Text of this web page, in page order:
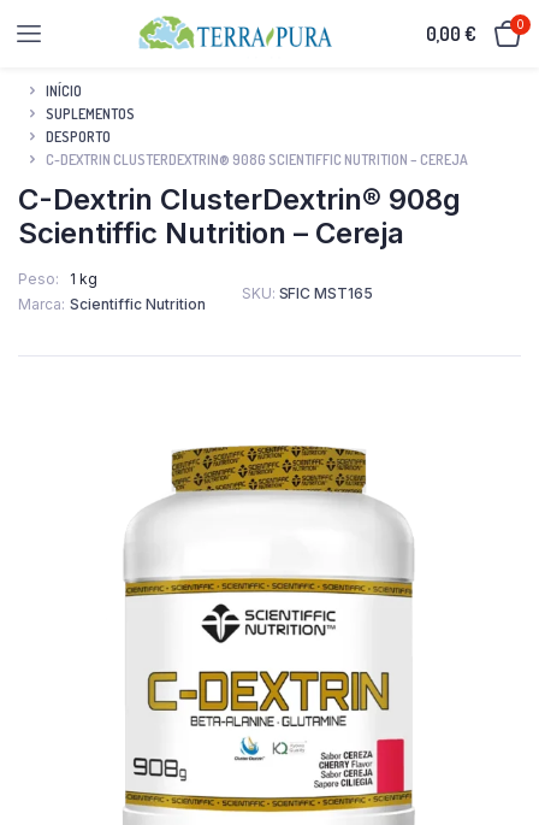
0,00€ 0
INÍCIO
SUPLEMENTOS
DESPORTO
C-DEXTRIN CLUSTERDEXTRIN® 908G SCIENTIFFIC NUTRITION – CEREJA
C-Dextrin ClusterDextrin® 908g
Scientiffic Nutrition – Cereja
Peso
1 kg
Marca Scientiffic Nutrition
SKU: SFIC MST165